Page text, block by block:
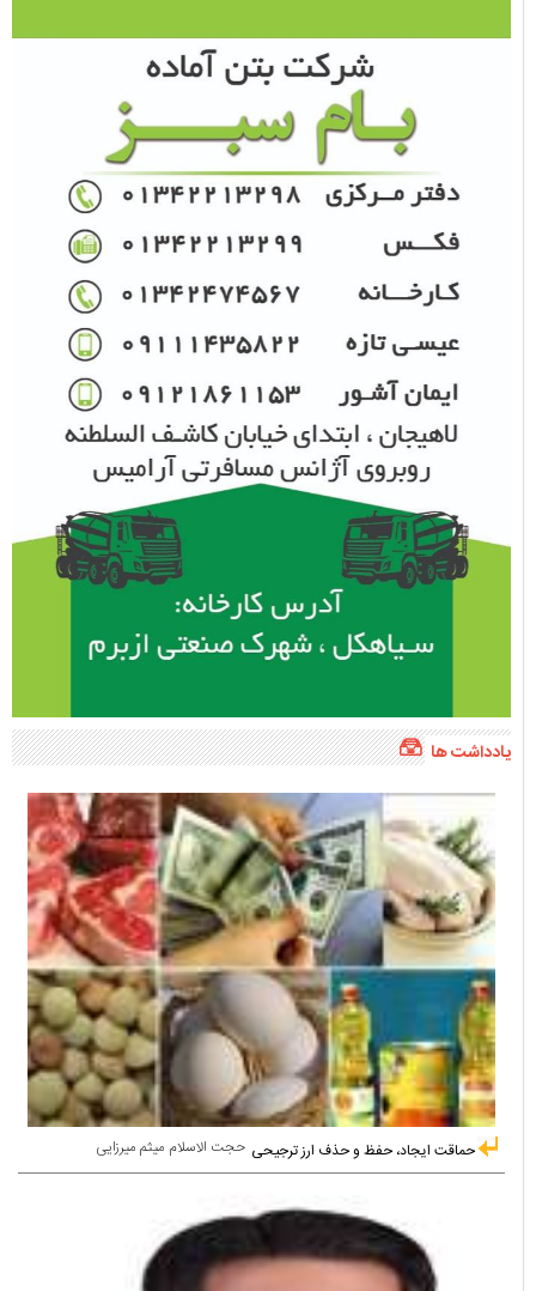
یادداشت ها
حجت الاسلام میثم میرزایی حماقت ایجاد، حفظ و حذف ارز ترجیحی